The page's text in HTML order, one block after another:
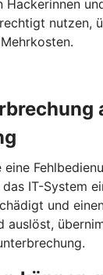
Hackerinnen
nutzen,
eine
IT-System
und
auslöst,